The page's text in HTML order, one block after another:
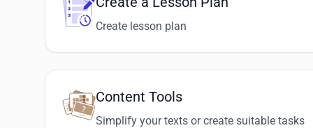
Create lesson plan
Content Tools
Simplify your texts or create suitable tasks